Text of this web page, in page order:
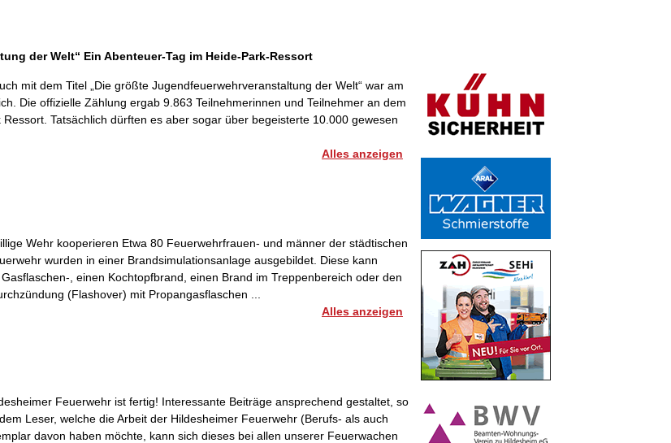
der Welt“ Ein Abenteuer-Tag im Heide-Park-Ressort
mit dem Titel „Die größte Jugendfeuerwehrveranstaltung der Welt“ war am
Die offizielle Zählung ergab 9.863 Teilnehmerinnen und Teilnehmer an dem
Tatsächlich dürften es aber sogar über begeisterte 10.000 gewesen
Alles anzeigen
Wehr kooperieren Etwa 80 Feuerwehrfrauen- und männer der städtischen
wurden in einer Brandsimulationsanlage ausgebildet. Diese kann
, einen Kochtopfbrand, einen Brand im Treppenbereich oder den
(Flashover) mit Propangasflaschen ...
Alles anzeigen
Feuerwehr ist fertig! Interessante Beiträge ansprechend gestaltet, so
Leser, welche die Arbeit der Hildesheimer Feuerwehr (Berufs- als auch
davon haben möchte, kann sich dieses bei allen unserer Feuerwachen